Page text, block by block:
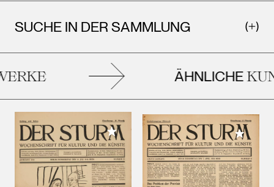
SUCHE IN DER SAMMLUNG
ÄHNLICHE
Meiner Sammlung hinzufügen Meiner